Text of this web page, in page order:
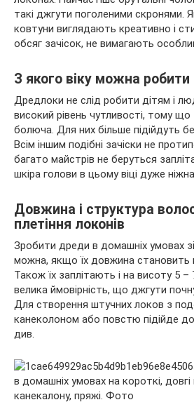
такі джгути поголеними скронями.
ковтуни виглядають креативно і
обсяг зачісок, не вимагають
З якого віку можна
Дредлоки не слід робити дітям і
високий рівень чутливості, тому
болюча. Для них більше підійдуть
Всім іншим подібні зачіски не
багато майстрів не беруться
шкіра голови в цьому віці дуже
Довжина і структура
плетіння локонів
Зробити дреди в домашніх умовах
можна, якщо їх довжина становить
Також їх заплітають і на висоту 5 –
велика ймовірність, що джгути
Для створення штучних локов з
канеколоном або повстю підійде
див.